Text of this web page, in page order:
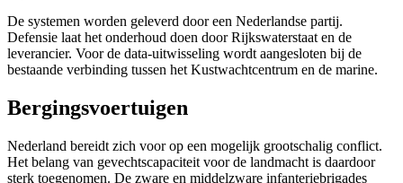
De systemen worden geleverd door een Nederlandse partij.
Defensie laat het onderhoud doen door Rijkswaterstaat en de
leverancier. Voor de data-uitwisseling wordt aangesloten bij de
bestaande verbinding tussen het Kustwachtcentrum en de marine.
Bergingsvoertuigen
Nederland bereidt zich voor op een mogelijk grootschalig conflict.
Het belang van gevechtscapaciteit voor de landmacht is daardoor
sterk toegenomen. De zware en middelzware infanteriebrigades